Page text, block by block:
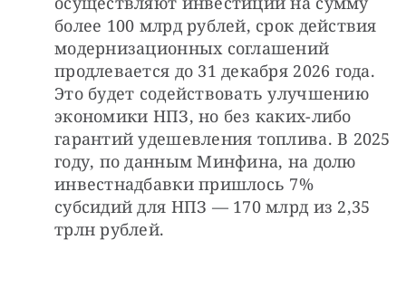
более 100 млрд рублей, срок действия
модернизационных соглашений
продлевается до 31 декабря 2026 года.
Это будет содействовать улучшению
экономики НПЗ, но без каких-либо
гарантий удешевления топлива. В 2025
году, по данным Минфина, на долю
инвестнадбавки пришлось 7%
субсидий для НПЗ — 170 млрд из 2,35
трлн рублей.